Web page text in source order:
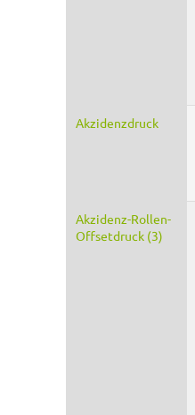
Akzidenzdruck
Akzidenz-Rollen-
Offsetdruck (3)